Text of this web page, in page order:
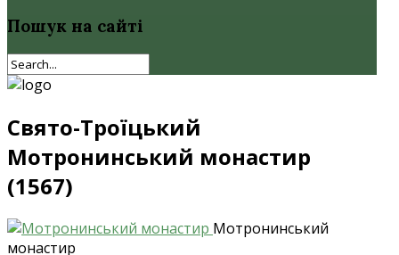
Пошук на сайті
Свято-Троїцький
Мотронинський монастир
(1567)
Мотронинський
монастир